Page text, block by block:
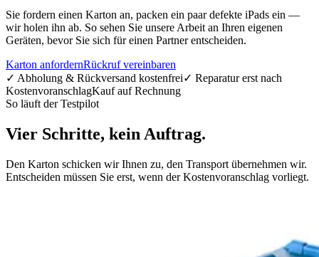
Sie fordern einen Karton an, packen ein paar defekte iPads ein —
wir holen ihn ab. So sehen Sie unsere Arbeit an Ihren eigenen
Geräten, bevor Sie sich für einen Partner entscheiden.
Karton anfordernRückruf vereinbaren
✓ Abholung & Rückversand kostenfrei✓ Reparatur erst nach
KostenvoranschlagKauf auf Rechnung
So läuft der Testpilot
Vier Schritte, kein Auftrag.
Den Karton schicken wir Ihnen zu, den Transport übernehmen wir.
Entscheiden müssen Sie erst, wenn der Kostenvoranschlag vorliegt.